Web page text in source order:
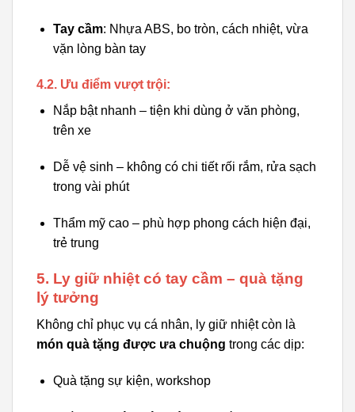
Tay cầm: Nhựa ABS, bo tròn, cách nhiệt, vừa
vặn lòng bàn tay
4.2. Ưu điểm vượt trội:
Nắp bật nhanh – tiện khi dùng ở văn phòng,
trên xe
Dễ vệ sinh – không có chi tiết rối rắm, rửa sạch
trong vài phút
Thẩm mỹ cao – phù hợp phong cách hiện đại,
trẻ trung
5. Ly giữ nhiệt có tay cầm – quà tặng
lý tưởng
Không chỉ phục vụ cá nhân, ly giữ nhiệt còn là
món quà tặng được ưa chuộng trong các dịp:
Quà tặng sự kiện, workshop